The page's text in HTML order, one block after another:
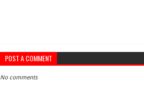
POST A COMMENT
No comments